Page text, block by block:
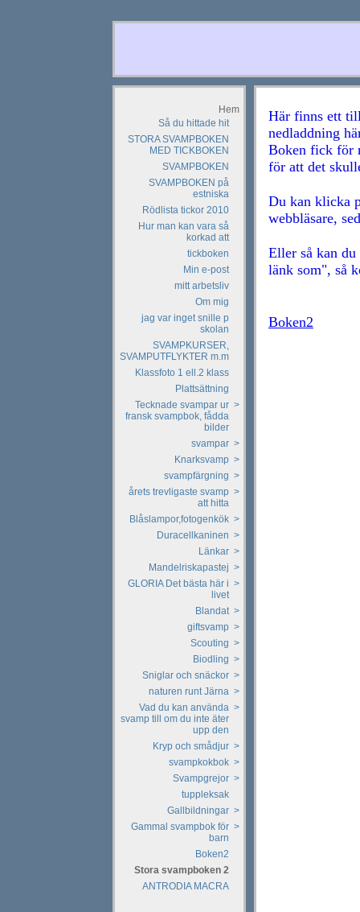
Hem
Så du hittade hit
STORA SVAMPBOKEN
MED TICKBOKEN
SVAMPBOKEN
SVAMPBOKEN på
estniska
Rödlista tickor 2010
Hur man kan vara så
korkad att
tickboken
Min e-post
mitt arbetsliv
Om mig
jag var inget snille p
skolan
SVAMPKURSER,
SVAMPUTFLYKTER m.m
Klassfoto 1 ell.2 klass
Plattsättning
Tecknade svampar ur
fransk svampbok, fådda
bilder
>
svampar >
Knarksvamp >
svampfärgning >
årets trevligaste svamp
att hitta
>
Blåslampor,fotogenkök >
Duracellkaninen >
Länkar >
Mandelriskapastej >
GLORIA Det bästa här i
livet
>
Blandat >
giftsvamp >
Scouting >
Biodling >
Sniglar och snäckor >
naturen runt Järna >
Vad du kan använda
svamp till om du inte äter
upp den
>
Kryp och smådjur >
svampkokbok >
Svampgrejor >
tuppleksak
Gallbildningar >
Gammal svampbok för
barn
>
Boken2
Stora svampboken 2
ANTRODIA MACRA
Här finns ett
nedladdning
Boken fick för
för att det
Du kan klicka
webbläsare,
Eller så kan
länk som", så
Boken2